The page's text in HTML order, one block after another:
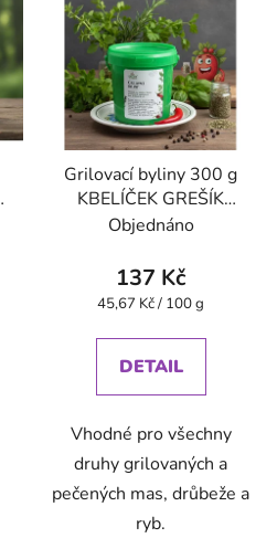
Grilovací byliny 300 g
KBELÍČEK GREŠÍK
Dobré koření
Objednáno
137 Kč
Měrná
45,67 Kč / 100 g
DETAIL
Vhodné pro všechny
druhy grilovaných a
pečených mas, drůbeže a
ryb.